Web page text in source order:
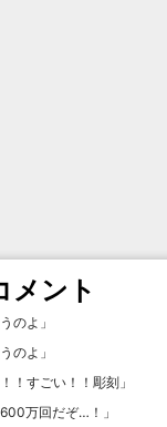
メント
のよ 」
のよ 」
！すごい！！彫刻 」
万回だぞ…！ 」